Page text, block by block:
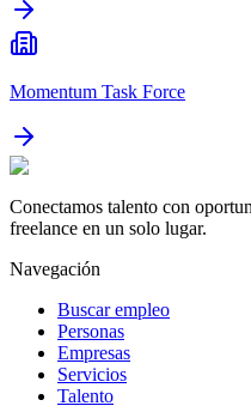
Momentum Task Force
Conectamos talento con
freelance en un solo lugar.
Navegación
Buscar empleo
Personas
Empresas
Servicios
Talento